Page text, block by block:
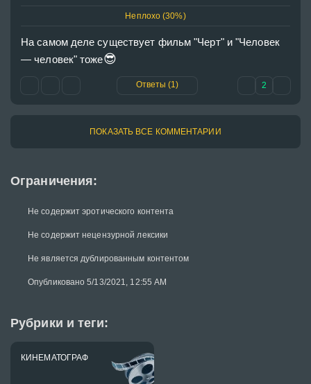
Ограничения:
Не содержит эротического контента
Не содержит нецензурной лексики
Не является дублированным контентом
Опубликовано 5/13/2021, 12:55 AM
Рубрики и теги:
КИНЕМАТОГРАФ
Неплохо (30%)
На самом деле существует фильм "Черт" и "Человек
— человек" тоже😎
Ответы (1) 2
ПОКАЗАТЬ ВСЕ КОММЕНТАРИИ